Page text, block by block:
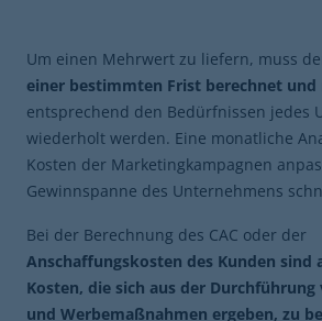
Um einen Mehrwert zu liefern, muss
einer bestimmten Frist berechnet und
entsprechend den Bedürfnissen jedes
wiederholt werden. Eine monatliche
Kosten der Marketingkampagnen
Gewinnspanne des Unternehmens
Bei der Berechnung des CAC oder der
Anschaffungskosten des Kunden sind
Kosten, die sich aus der
und Werbemaßnahmen ergeben, zu